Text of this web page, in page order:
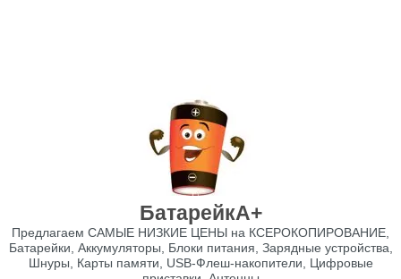
БатарейкА+
Предлагаем САМЫЕ НИЗКИЕ ЦЕНЫ на КСЕРОКОПИРОВАНИЕ,
Батарейки, Аккумуляторы, Блоки питания, Зарядные устройства,
Шнуры, Карты памяти, USB-Флеш-накопители, Цифровые